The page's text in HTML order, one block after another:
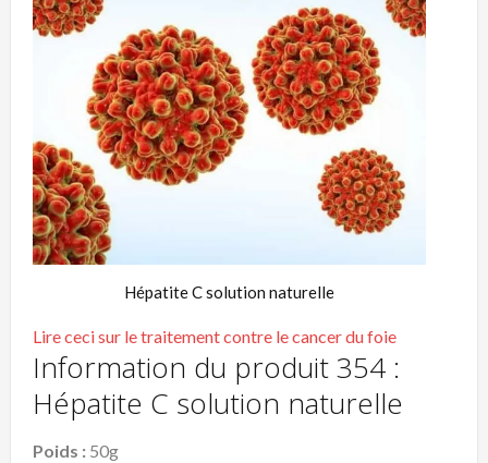
Hépatite C solution naturelle
Lire ceci sur le traitement contre le cancer du foie
Information du produit 354 :
Hépatite C solution naturelle
Poids : 50g